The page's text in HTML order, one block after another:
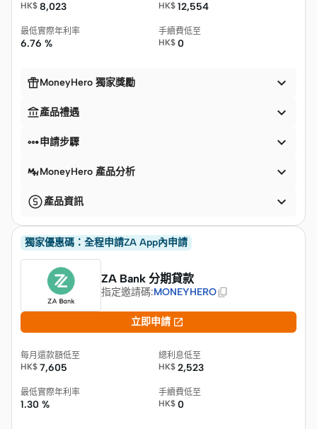
HK$ 8,023
HK$ 12,554
最低實際年利率
6.76 %
手續費低至
HK$ 0
MoneyHero 獨家獎勵 
產品禮遇 
申請步驟 
MoneyHero 產品分析 
產品資訊 
獨家優惠碼：全程申請ZA App內申請
ZA Bank 分期貸款
指定邀請碼:MONEYHERO
立即申請 
每月還款額低至
HK$ 7,605
總利息低至
HK$ 2,523
最低實際年利率
1.30 %
手續費低至
HK$ 0